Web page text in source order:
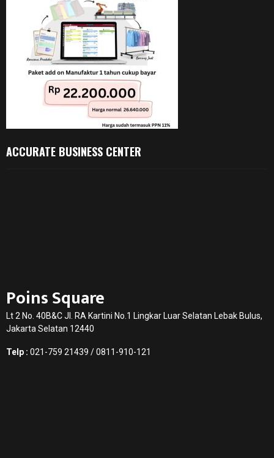
ACCURATE BUSINESS CENTER
Poins Square
Lt 2 No. 40B&C Jl. RA Kartini No.1 Lingkar Luar Selatan Lebak Bulus,
Jakarta Selatan 12440
Telp : 021-759 21439 / 0811-910-121